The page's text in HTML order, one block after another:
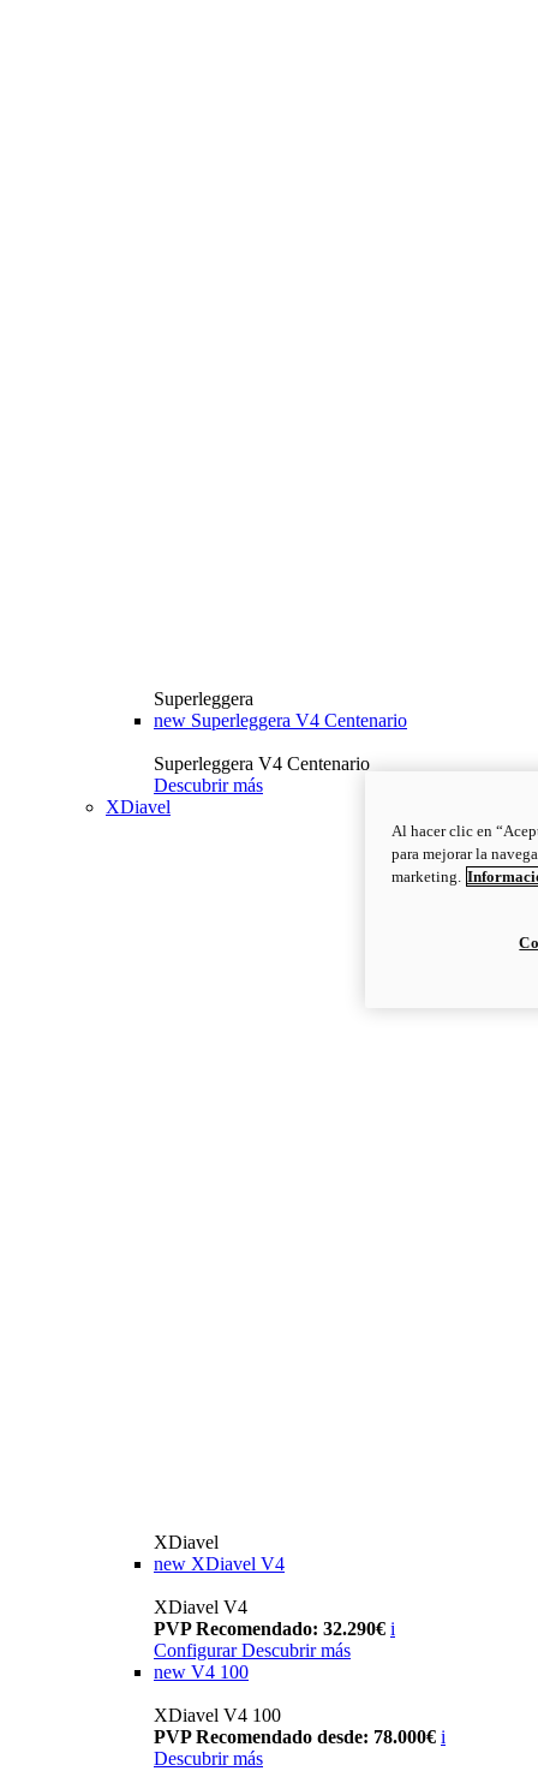
Superleggera
new Superleggera V4 Centenario
Superleggera V4 Centenario
Descubrir más
XDiavel
XDiavel
new XDiavel V4
XDiavel V4
PVP Recomendado: 32.290€ i
Configurar Descubrir más
new V4 100
XDiavel V4 100
PVP Recomendado desde: 78.000€ i
Descubrir más
Al hacer clic en
para mejorar la
marketing.